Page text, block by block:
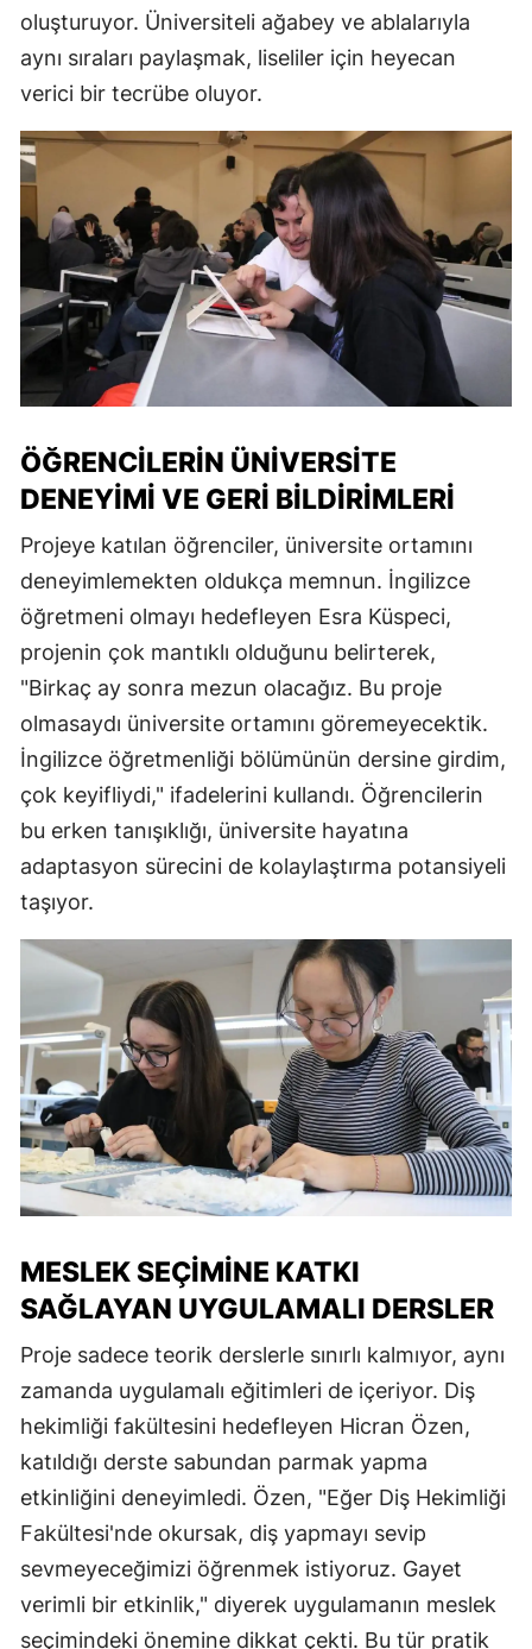
oluşturuyor. Üniversiteli ağabey ve ablalarıyla
aynı sıraları paylaşmak, liseliler için heyecan
verici bir tecrübe oluyor.
ÖĞRENCILERIN ÜNIVERSITE
DENEYIMI VE GERI BILDIRIMLERI
Projeye katılan öğrenciler, üniversite ortamını
deneyimlemekten oldukça memnun. İngilizce
öğretmeni olmayı hedefleyen Esra Küspeci,
projenin çok mantıklı olduğunu belirterek,
"Birkaç ay sonra mezun olacağız. Bu proje
olmasaydı üniversite ortamını göremeyecektik.
İngilizce öğretmenliği bölümünün dersine girdim,
çok keyifliydi," ifadelerini kullandı. Öğrencilerin
bu erken tanışıklığı, üniversite hayatına
adaptasyon sürecini de kolaylaştırma potansiyeli
taşıyor.
MESLEK SEÇIMINE KATKI
SAĞLAYAN UYGULAMALI DERSLER
Proje sadece teorik derslerle sınırlı kalmıyor, aynı
zamanda uygulamalı eğitimleri de içeriyor. Diş
hekimliği fakültesini hedefleyen Hicran Özen,
katıldığı derste sabundan parmak yapma
etkinliğini deneyimledi. Özen, "Eğer Diş Hekimliği
Fakültesi'nde okursak, diş yapmayı sevip
sevmeyeceğimizi öğrenmek istiyoruz. Gayet
verimli bir etkinlik," diyerek uygulamanın meslek
seçimindeki önemine dikkat çekti. Bu tür pratik